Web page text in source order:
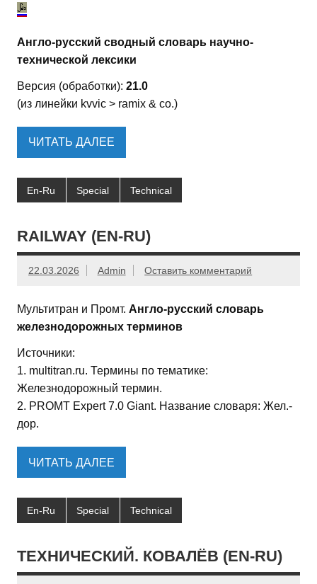
Англо-русский сводный словарь научно-
технической лексики
Версия (обработки): 21.0
(из линейки kvvic > ramix & co.)
ЧИТАТЬ ДАЛЕЕ
En-Ru Special Technical
RAILWAY (EN-RU)
22.03.2026 Admin Оставить комментарий
Мультитран и Промт. Англо-русский словарь
железнодорожных терминов
Источники:
1. multitran.ru. Термины по тематике:
Железнодорожный термин.
2. PROMT Expert 7.0 Giant. Название словаря: Жел.-
дор.
ЧИТАТЬ ДАЛЕЕ
En-Ru Special Technical
ТЕХНИЧЕСКИЙ. КОВАЛЁВ (EN-RU)